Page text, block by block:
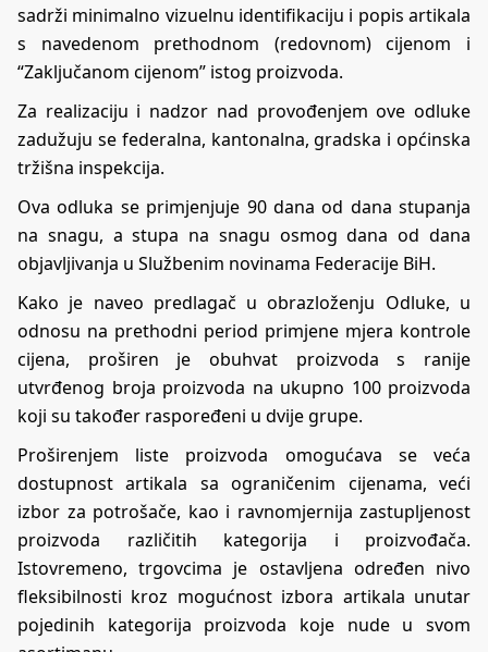
sadrži minimalno vizuelnu identifikaciju i popis artikala
s navedenom prethodnom (redovnom) cijenom i
“Zaključanom cijenom” istog proizvoda.
Za realizaciju i nadzor nad provođenjem ove odluke
zadužuju se federalna, kantonalna, gradska i općinska
tržišna inspekcija.
Ova odluka se primjenjuje 90 dana od dana stupanja
na snagu, a stupa na snagu osmog dana od dana
objavljivanja u Službenim novinama Federacije BiH.
Kako je naveo predlagač u obrazloženju Odluke, u
odnosu na prethodni period primjene mjera kontrole
cijena, proširen je obuhvat proizvoda s ranije
utvrđenog broja proizvoda na ukupno 100 proizvoda
koji su također raspoređeni u dvije grupe.
Proširenjem liste proizvoda omogućava se veća
dostupnost artikala sa ograničenim cijenama, veći
izbor za potrošače, kao i ravnomjernija zastupljenost
proizvoda različitih kategorija i proizvođača.
Istovremeno, trgovcima je ostavljena određen nivo
fleksibilnosti kroz mogućnost izbora artikala unutar
pojedinih kategorija proizvoda koje nude u svom